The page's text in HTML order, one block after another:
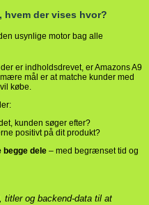
der vises hvor?
usynlige motor bag alle
er indholdsdrevet, er Amazons A9
mål er at matche kunder med
købe.
kunden søger efter?
positivt på dit produkt?
dele – med begrænset tid og
titler og backend-data til at